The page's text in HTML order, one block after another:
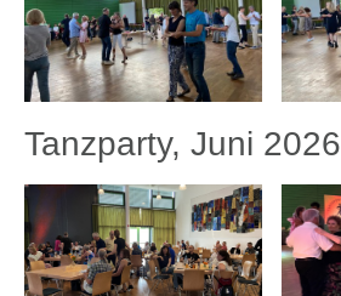
Tanzparty, Juni 2026